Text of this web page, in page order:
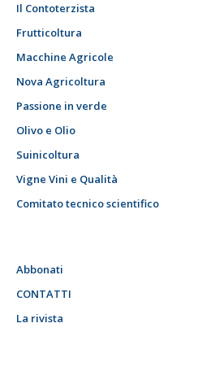
Il Contoterzista
Frutticoltura
Macchine Agricole
Nova Agricoltura
Passione in verde
Olivo e Olio
Suinicoltura
Vigne Vini e Qualità
Comitato tecnico scientifico
Abbonati
CONTATTI
La rivista